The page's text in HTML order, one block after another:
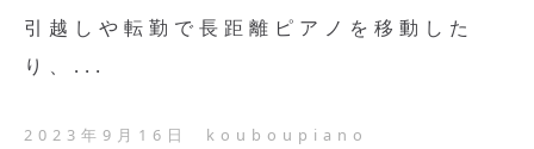
引越しや転勤で長距離ピアノを移動した
り、...
2023年9月16日
kouboupiano